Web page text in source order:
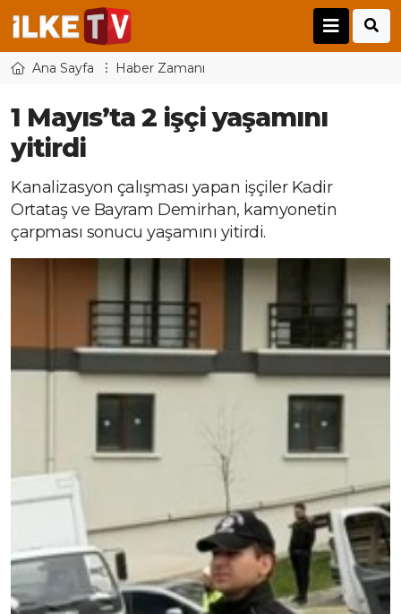
Ana Sayfa Haber Zamanı
1 Mayıs’ta 2 işçi yaşamını
yitirdi
Kanalizasyon çalışması yapan işçiler Kadir
Ortataş ve Bayram Demirhan, kamyonetin
çarpması sonucu yaşamını yitirdi.